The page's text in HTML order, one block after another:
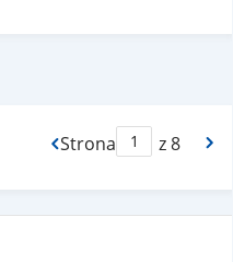
Strona
Max Stronaz 8